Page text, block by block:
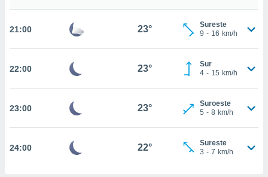
sitio
de
interés
Para
u
21:00 23°
Sureste
9 - 16 km/h
22:00 23°
Sur
4 - 15 km/h
23:00 23°
Suroeste
5 - 8 km/h
24:00 22°
Sureste
3 - 7 km/h